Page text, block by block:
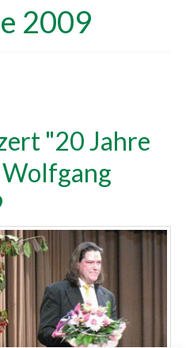
2009
"20 Jahre